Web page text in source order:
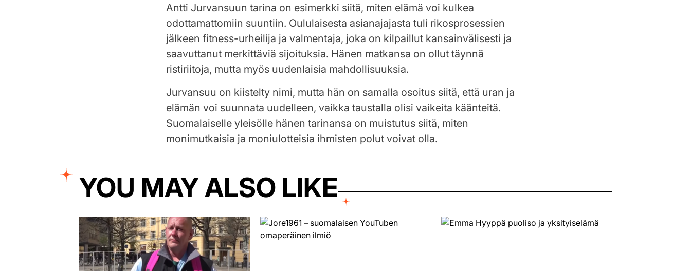
Antti Jurvansuun tarina on esimerkki siitä, miten elämä voi kulkea
odottamattomiin suuntiin. Oululaisesta asianajajasta tuli rikosprosessien
jälkeen fitness-urheilija ja valmentaja, joka on kilpaillut kansainvälisesti ja
saavuttanut merkittäviä sijoituksia. Hänen matkansa on ollut täynnä
ristiriitoja, mutta myös uudenlaisia mahdollisuuksia.
Jurvansuu on kiistelty nimi, mutta hän on samalla osoitus siitä, että uran ja
elämän voi suunnata uudelleen, vaikka taustalla olisi vaikeita käänteitä.
Suomalaiselle yleisölle hänen tarinansa on muistutus siitä, miten
monimutkaisia ja moniulotteisia ihmisten polut voivat olla.
YOU MAY ALSO LIKE